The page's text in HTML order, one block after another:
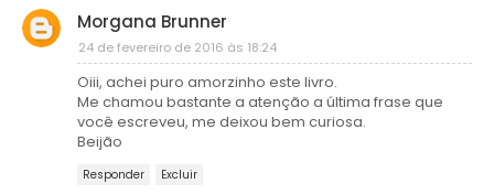
Morgana Brunner
24 de fevereiro de 2016 às 18:24
Oiii, achei puro amorzinho este livro.
Me chamou bastante a atenção a última frase que
você escreveu, me deixou bem curiosa.
Beijão
Responder Excluir